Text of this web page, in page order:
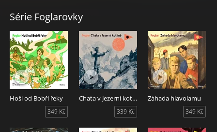
Série Foglarovky
Hoši od Bobří řeky
349 Kč
Chata v Jezerní kotlině
339 Kč
Záhada hlavolamu
349 Kč